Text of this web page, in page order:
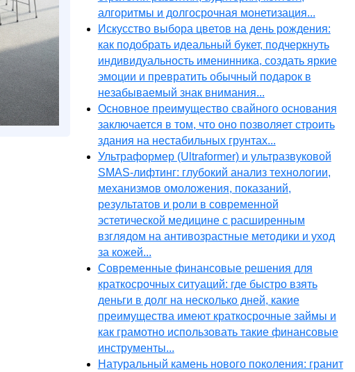
алгоритмы и долгосрочная монетизация...
Искусство выбора цветов на день рождения:
как подобрать идеальный букет, подчеркнуть
индивидуальность именинника, создать яркие
эмоции и превратить обычный подарок в
незабываемый знак внимания...
Основное преимущество свайного основания
заключается в том, что оно позволяет строить
здания на нестабильных грунтах...
Ультраформер (Ultraformer) и ультразвуковой
SMAS-лифтинг: глубокий анализ технологии,
механизмов омоложения, показаний,
результатов и роли в современной
эстетической медицине с расширенным
взглядом на антивозрастные методики и уход
за кожей...
Современные финансовые решения для
краткосрочных ситуаций: где быстро взять
деньги в долг на несколько дней, какие
преимущества имеют краткосрочные займы и
как грамотно использовать такие финансовые
инструменты...
Натуральный камень нового поколения: гранит